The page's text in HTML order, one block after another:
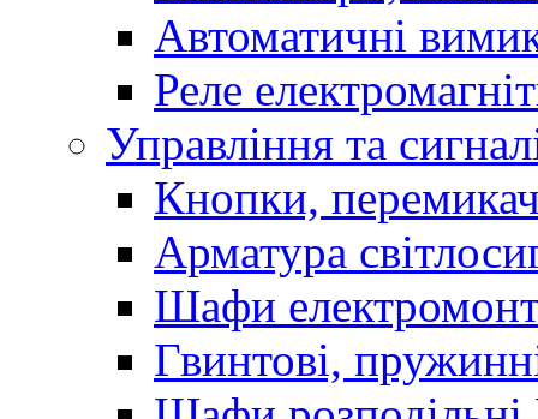
Автоматичні
Реле
Управління та
Кнопки,
Арматура
Шафи
Гвинтові,